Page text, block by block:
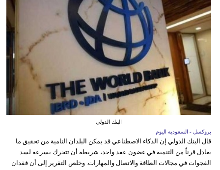
البنك الدولي
بروكسل - السعوديه اليوم
قال البنك الدولي إن الذكاء الاصطناعي قد يمكن البلدان النامية من تحقيق ما
يعادل قرناً من التنمية في غضون عقد واحد، شريطة أن تتحرك بسرعة لسد
الفجوات في مجالات الطاقة والاتصال والمهارات. وخلص التقرير إلى أن فقدان